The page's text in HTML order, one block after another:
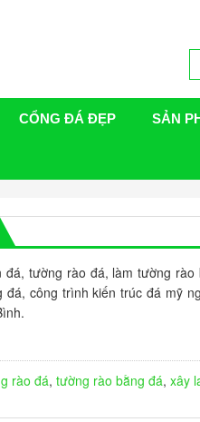
CỔNG ĐÁ ĐẸP SẢN
tường rào đá, làm tường
đá, công trình kiến trúc đá mỹ
rào đá, tường rào bằng đá, xây